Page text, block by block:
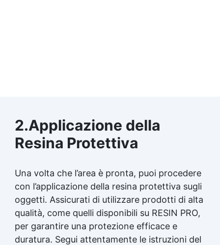
2.Applicazione della
Resina Protettiva
Una volta che l’area è pronta, puoi procedere
con l’applicazione della resina protettiva sugli
oggetti. Assicurati di utilizzare prodotti di alta
qualità, come quelli disponibili su RESIN PRO,
per garantire una protezione efficace e
duratura. Segui attentamente le istruzioni del